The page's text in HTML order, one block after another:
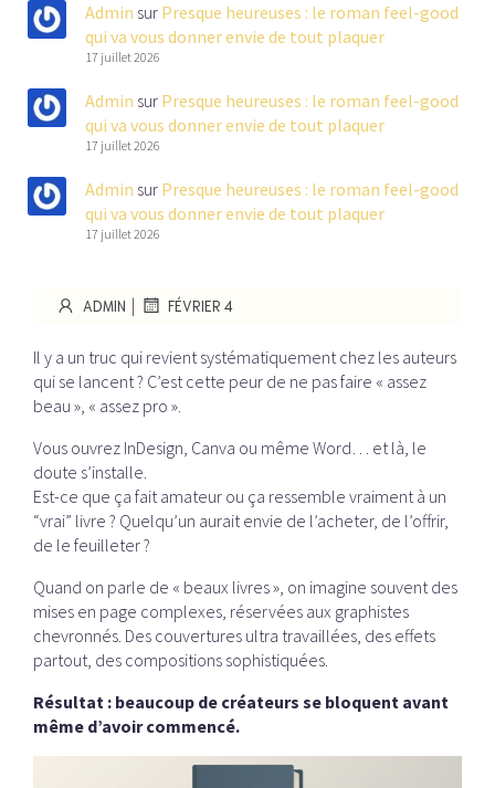
Admin sur Presque heureuses : le roman feel-good
qui va vous donner envie de tout plaquer
17 juillet 2026
Admin sur Presque heureuses : le roman feel-good
qui va vous donner envie de tout plaquer
17 juillet 2026
Admin sur Presque heureuses : le roman feel-good
qui va vous donner envie de tout plaquer
17 juillet 2026
ADMIN | FÉVRIER 4
Il y a un truc qui revient systématiquement chez les auteurs
qui se lancent ? C’est cette peur de ne pas faire « assez
beau », « assez pro ».
Vous ouvrez InDesign, Canva ou même Word… et là, le
doute s’installe.
Est-ce que ça fait amateur ou ça ressemble vraiment à un
“vrai” livre ? Quelqu’un aurait envie de l’acheter, de l’offrir,
de le feuilleter ?
Quand on parle de « beaux livres », on imagine souvent des
mises en page complexes, réservées aux graphistes
chevronnés. Des couvertures ultra travaillées, des effets
partout, des compositions sophistiquées.
Résultat : beaucoup de créateurs se bloquent avant
même d’avoir commencé.